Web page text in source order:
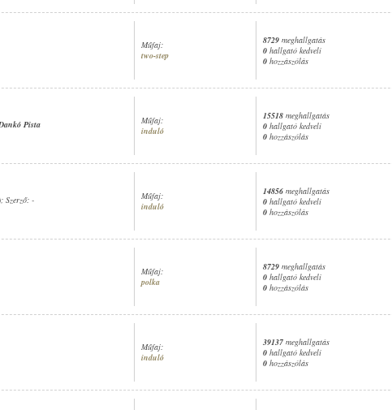
Műfaj:
two-step
8729 meghallgatás
0 hallgató kedveli
0 hozzászólás
Pista
Műfaj:
induló
15518 meghallgatás
0 hallgató kedveli
0 hozzászólás
; Szerző: -
Műfaj:
induló
14856 meghallgatás
0 hallgató kedveli
0 hozzászólás
Műfaj:
polka
8729 meghallgatás
0 hallgató kedveli
0 hozzászólás
Műfaj:
induló
39137 meghallgatás
0 hallgató kedveli
0 hozzászólás